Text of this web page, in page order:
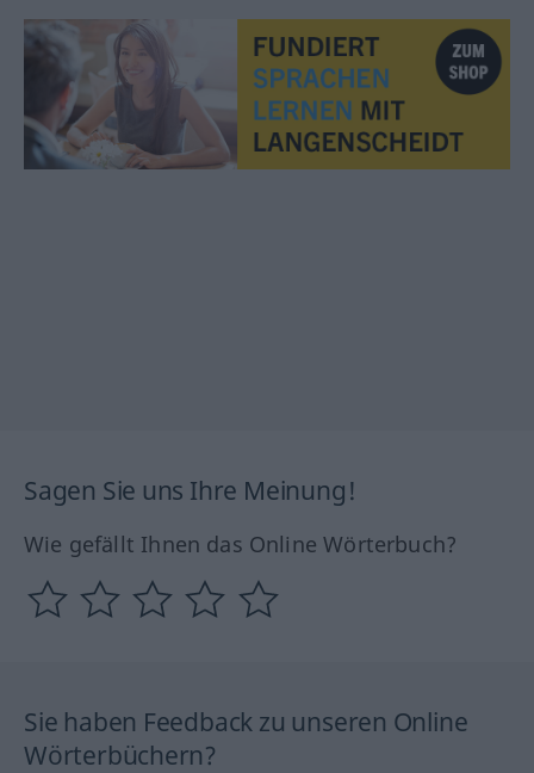
Sagen Sie uns Ihre Meinung!
Wie gefällt Ihnen das Online Wörterbuch?
Sie haben Feedback zu unseren Online
Wörterbüchern?